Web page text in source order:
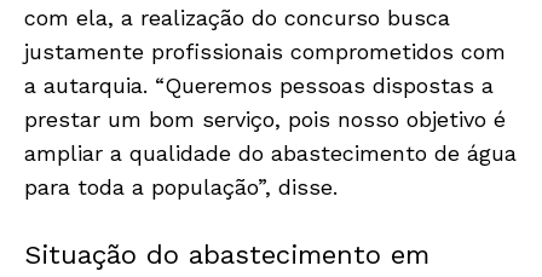
com ela, a realização do concurso busca
justamente profissionais comprometidos com
a autarquia. “Queremos pessoas dispostas a
prestar um bom serviço, pois nosso objetivo é
ampliar a qualidade do abastecimento de água
para toda a população”, disse.
Situação do abastecimento em